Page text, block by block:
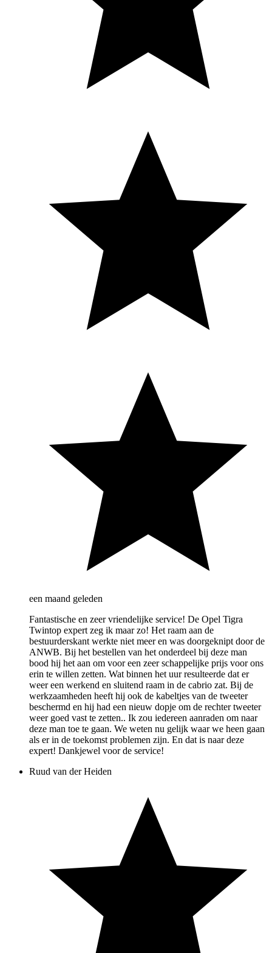
een maand geleden
Fantastische en zeer vriendelijke service! De Opel Tigra
Twintop expert zeg ik maar zo! Het raam aan de
bestuurderskant werkte niet meer en was doorgeknipt door de
ANWB. Bij het bestellen van het onderdeel bij deze man
bood hij het aan om voor een zeer schappelijke prijs voor ons
erin te willen zetten. Wat binnen het uur resulteerde dat er
weer een werkend en sluitend raam in de cabrio zat. Bij de
werkzaamheden heeft hij ook de kabeltjes van de tweeter
beschermd en hij had een nieuw dopje om de rechter tweeter
weer goed vast te zetten.. Ik zou iedereen aanraden om naar
deze man toe te gaan. We weten nu gelijk waar we heen gaan
als er in de toekomst problemen zijn. En dat is naar deze
expert! Dankjewel voor de service!
Ruud van der Heiden